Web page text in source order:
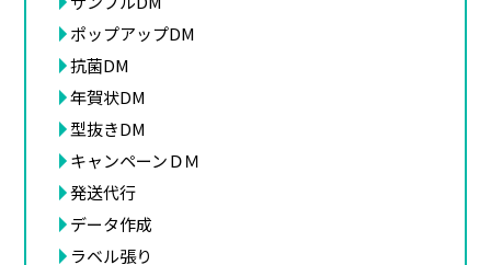
ポップアップDM
抗菌DM
年賀状DM
型抜きDM
キャンペーンＤＭ
発送代行
データ作成
ラベル張り